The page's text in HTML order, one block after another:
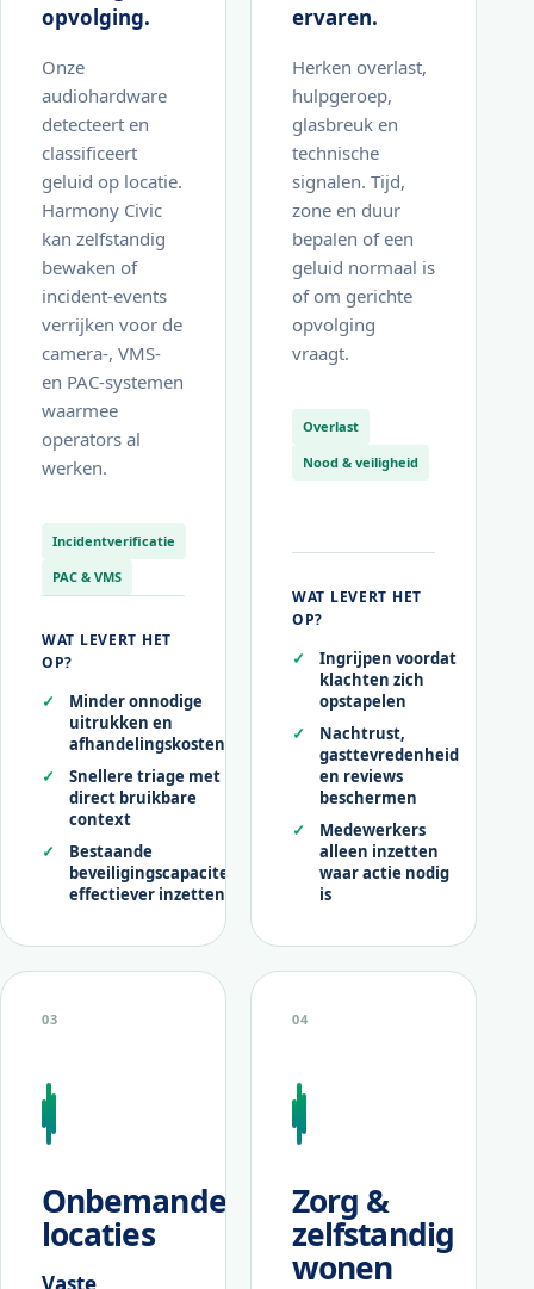
opvolging.
Onze
audiohardware
detecteert en
classificeert
geluid op locatie.
Harmony Civic
kan zelfstandig
bewaken of
incident-events
verrijken voor de
camera-, VMS-
en PAC-systemen
waarmee
operators al
werken.
Incidentverificatie
PAC & VMS
WAT LEVERT HET
OP?
Minder onnodige
uitrukken en
afhandelingskosten
Snellere triage met
direct bruikbare
context
Bestaande
beveiligingscapaciteit
effectiever inzetten
ervaren.
Herken overlast,
hulpgeroep,
glasbreuk en
technische
signalen. Tijd,
zone en duur
bepalen of een
geluid normaal is
of om gerichte
opvolging
vraagt.
Overlast
Nood & veiligheid
WAT LEVERT HET
OP?
Ingrijpen voordat
klachten zich
opstapelen
Nachtrust,
gasttevredenheid
en reviews
beschermen
Medewerkers
alleen inzetten
waar actie nodig
is
03
Onbemande
locaties
04
Zorg &
zelfstandig
wonen